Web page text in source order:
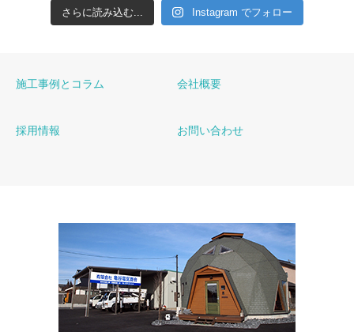
さらに読み込む... Instagram でフォロー
施工事例とコラム 会社概要
採用情報 お問い合わせ